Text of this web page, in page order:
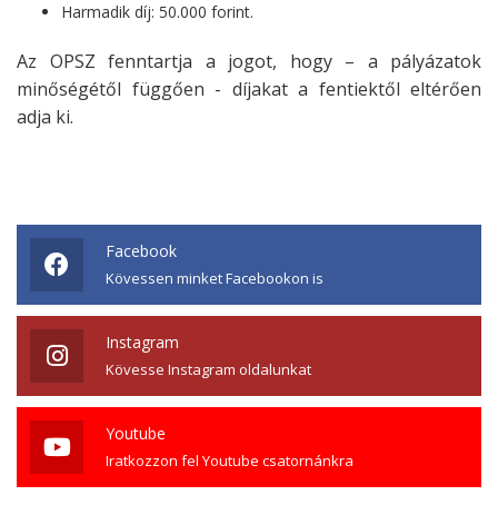
Harmadik díj: 50.000 forint.
Az OPSZ fenntartja a jogot, hogy – a pályázatok
minőségétől függően - díjakat a fentiektől eltérően
adja ki.
Facebook
Kövessen minket Facebookon is
Instagram
Kövesse Instagram oldalunkat
Youtube
Iratkozzon fel Youtube csatornánkra